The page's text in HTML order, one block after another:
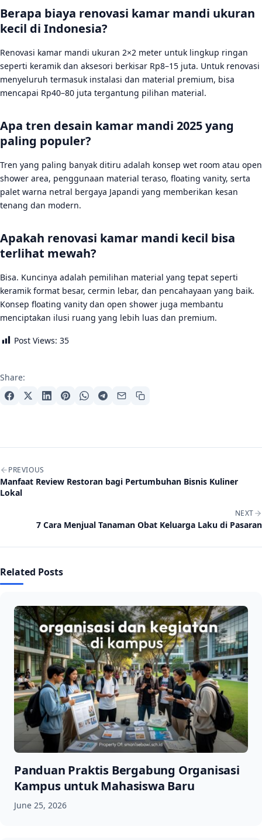
Berapa biaya renovasi kamar mandi ukuran
kecil di Indonesia?
Renovasi kamar mandi ukuran 2×2 meter untuk lingkup ringan
seperti keramik dan aksesori berkisar Rp8–15 juta. Untuk renovasi
menyeluruh termasuk instalasi dan material premium, bisa
mencapai Rp40–80 juta tergantung pilihan material.
Apa tren desain kamar mandi 2025 yang
paling populer?
Tren yang paling banyak ditiru adalah konsep wet room atau open
shower area, penggunaan material teraso, floating vanity, serta
palet warna netral bergaya Japandi yang memberikan kesan
tenang dan modern.
Apakah renovasi kamar mandi kecil bisa
terlihat mewah?
Bisa. Kuncinya adalah pemilihan material yang tepat seperti
keramik format besar, cermin lebar, dan pencahayaan yang baik.
Konsep floating vanity dan open shower juga membantu
menciptakan ilusi ruang yang lebih luas dan premium.
Post Views: 35
Share:
Post navigation
PREVIOUS
Manfaat Review Restoran bagi Pertumbuhan Bisnis Kuliner
Lokal
NEXT
7 Cara Menjual Tanaman Obat Keluarga Laku di Pasaran
Related Posts
Panduan Praktis Bergabung Organisasi
Kampus untuk Mahasiswa Baru
June 25, 2026